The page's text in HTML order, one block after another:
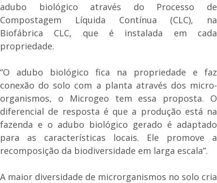
adubo biológico através do Processo de
Compostagem Líquida Contínua (CLC), na
Biofábrica CLC, que é instalada em cada
propriedade.
“O adubo biológico fica na propriedade e faz
conexão do solo com a planta através dos micro-
organismos, o Microgeo tem essa proposta. O
diferencial de resposta é que a produção está na
fazenda e o adubo biológico gerado é adaptado
para as características locais. Ele promove a
recomposição da biodiversidade em larga escala”.
A maior diversidade de microrganismos no solo cria